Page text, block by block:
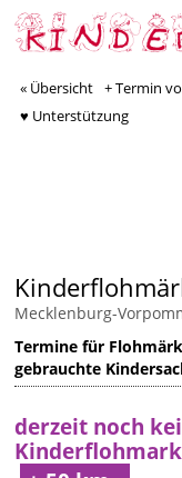
« Übersicht + Termin
♥ Unterstützung
Mecklenburg-
Termine für
gebrauchte
derzeit noch